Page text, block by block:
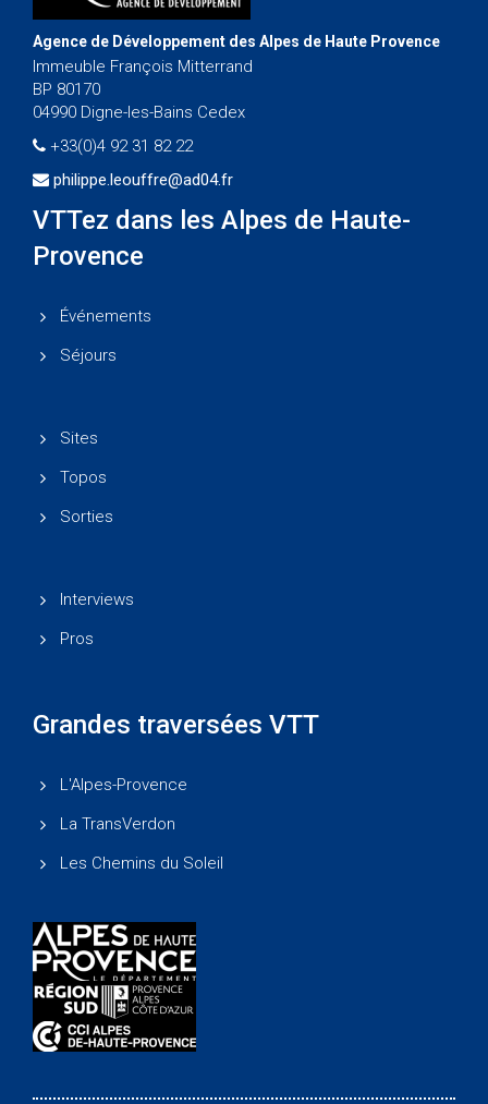
Agence de Développement des Alpes de Haute Provence
Immeuble François Mitterrand
BP 80170
04990 Digne-les-Bains Cedex
+33(0)4 92 31 82 22
philippe.leouffre@ad04.fr
VTTez dans les Alpes de Haute-
Provence
Événements
Séjours
Sites
Topos
Sorties
Interviews
Pros
Grandes traversées VTT
L'Alpes-Provence
La TransVerdon
Les Chemins du Soleil